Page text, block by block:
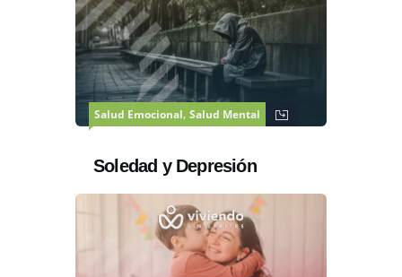
Salud Emocional, Salud Mental
Soledad y Depresión